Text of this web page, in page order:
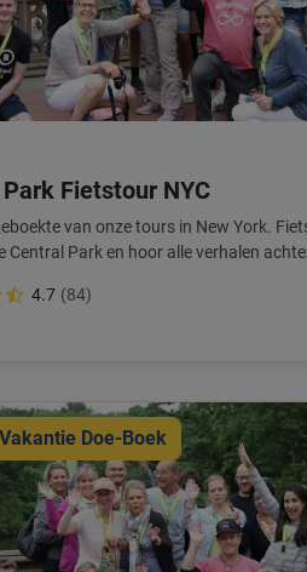
Fietstour NYC
van onze tours in New York.
Central Park en hoor alle verhalen
4.7 (84)
Doe-Boek